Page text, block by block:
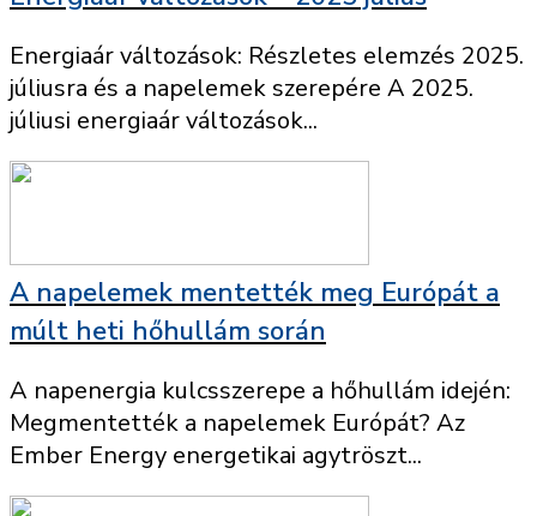
Energiaár változások: Részletes elemzés 2025.
júliusra és a napelemek szerepére A 2025.
júliusi energiaár változások...
A napelemek mentették meg Európát a
múlt heti hőhullám során
A napenergia kulcsszerepe a hőhullám idején:
Megmentették a napelemek Európát? Az
Ember Energy energetikai agytröszt...